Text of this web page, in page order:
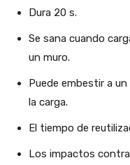
Dura 20 s.
Se sana cuando
un muro.
Puede embestir a
la carga.
El tiempo de
Los impactos